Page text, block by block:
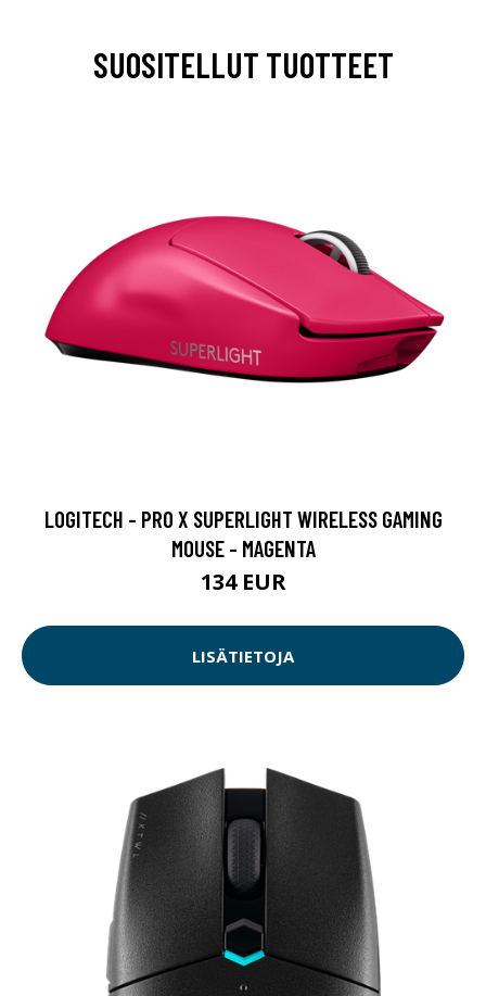
SUOSITELLUT TUOTTEET
LOGITECH - PRO X SUPERLIGHT WIRELESS GAMING
MOUSE - MAGENTA
134 EUR
LISÄTIETOJA